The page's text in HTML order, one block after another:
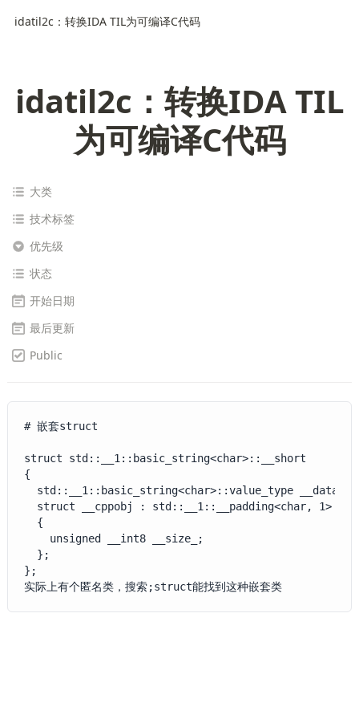
idatil2c：转换IDA TIL为可编译C代码
idatil2c：转换IDA TIL
为可编译C代码
大类
技术标签
优先级
状态
开始日期
最后更新
Public
# 嵌套struct
struct std::__1::basic_string<char>::__short
{
std::__1::basic_string<char>::value_type
  struct __cppobj : std::__1::__padding<char, 1>
  {
    unsigned __int8 __size_;
  };
};
实际上有个匿名类，搜索;struct能找到这种嵌套类